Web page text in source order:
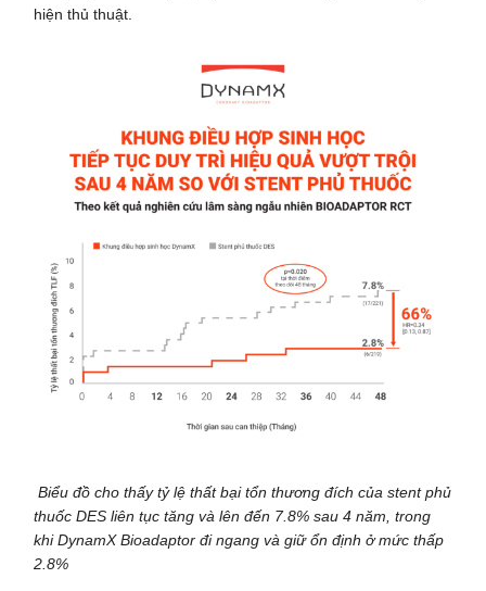
hiện thủ thuật.
Biểu đồ cho thấy tỷ lệ thất bại tổn thương đích của stent phủ
thuốc DES liên tục tăng và lên đến 7.8% sau 4 năm, trong
khi DynamX Bioadaptor đi ngang và giữ ổn định ở mức thấp
2.8%